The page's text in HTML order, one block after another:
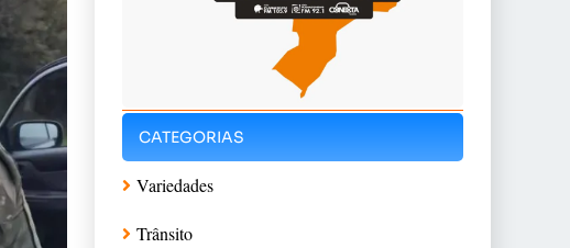
CATEGORIAS
Variedades
Trânsito